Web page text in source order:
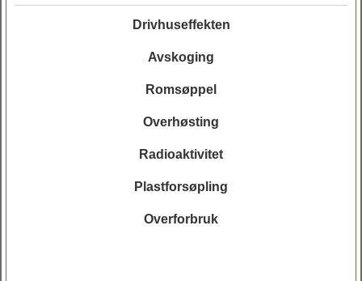
Drivhuseffekten
Avskoging
Romsøppel
Overhøsting
Radioaktivitet
Plastforsøpling
Overforbruk